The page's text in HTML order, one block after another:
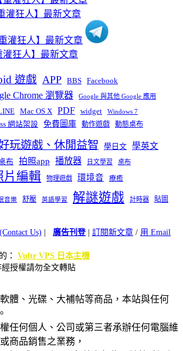
遊戲 APP BBS Facebook
Chrome 瀏覽器 Google 與其他 Google 應用
Mac OS X PDF widget Windows 7
網站架設 免費圖庫 動作遊戲 動態桌布
玩遊戲、休閒益智 學日文 學英文
布 拍照app 播放器 日文學習 桌布
片編輯 物理遊戲 環境音 療癒
音樂 舒壓 英語學習 解謎遊戲 計時器
貼圖
Us) | 廣告刊登| 訂閱新文章 / 用 Email
： Vultr VPS 日本主機
授權請勿全文轉貼
體、光碟、大補帖等商品，本站與任何
任何個人、公司或第三者承辦任何電腦維
商品銷售之業務，